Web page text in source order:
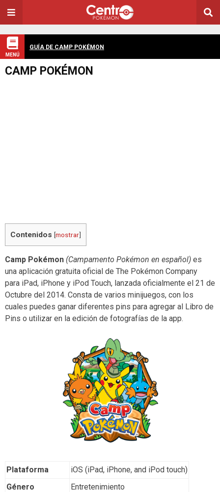
MENÚ
GUÍA DE CAMP POKÉMON
CAMP POKÉMON
Contenidos [mostrar]
Camp Pokémon (Campamento Pokémon en español) es
una aplicación gratuita oficial de The Pokémon Company
para iPad, iPhone y iPod Touch, lanzada oficialmente el 21 de
Octubre del 2014. Consta de varios minijuegos, con los
cuales puedes ganar diferentes pins para agregar al Libro de
Pins o utilizar en la edición de fotografías de la app.
Plataforma
iOS (iPad, iPhone, and iPod touch)
Género
Entretenimiento